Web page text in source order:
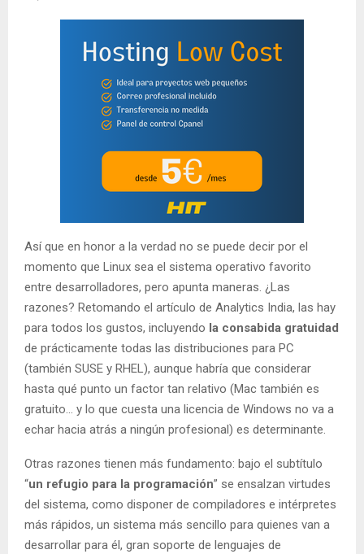
Así que en honor a la verdad no se puede decir por el
momento que Linux sea el sistema operativo favorito
entre desarrolladores, pero apunta maneras. ¿Las
razones? Retomando el artículo de Analytics India, las hay
para todos los gustos, incluyendo la consabida gratuidad
de prácticamente todas las distribuciones para PC
(también SUSE y RHEL), aunque habría que considerar
hasta qué punto un factor tan relativo (Mac también es
gratuito… y lo que cuesta una licencia de Windows no va a
echar hacia atrás a ningún profesional) es determinante.
Otras razones tienen más fundamento: bajo el subtítulo
“un refugio para la programación” se ensalzan virtudes
del sistema, como disponer de compiladores e intérpretes
más rápidos, un sistema más sencillo para quienes van a
desarrollar para él, gran soporte de lenguajes de